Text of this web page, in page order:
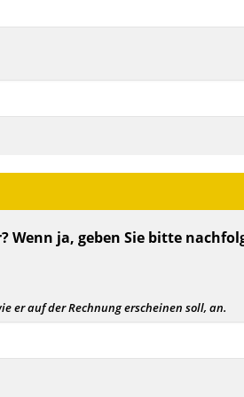
Wenn ja, geben Sie bitte
er auf der Rechnung erscheinen soll, an.